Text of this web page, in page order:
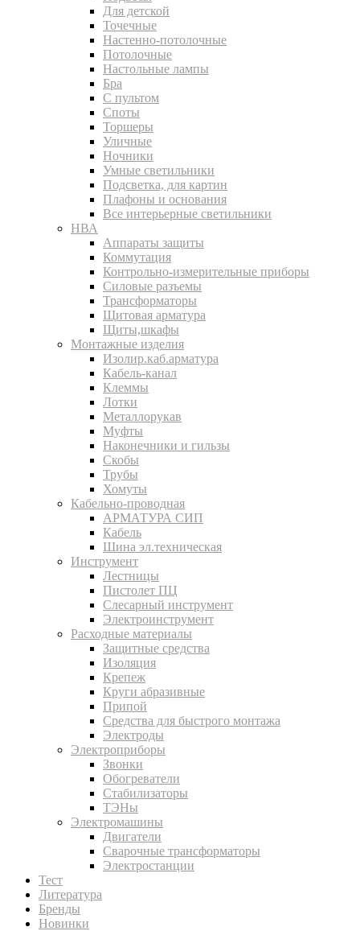
Для детской
Точечные
Настенно-потолочные
Потолочные
Настольные лампы
Бра
С пультом
Споты
Торшеры
Уличные
Ночники
Умные светильники
Подсветка, для картин
Плафоны и основания
Все интерьерные светильники
НВА
Аппараты защиты
Коммутация
Контрольно-измерительные приборы
Силовые разъемы
Трансформаторы
Щитовая арматура
Щиты,шкафы
Монтажные изделия
Изолир.каб.арматура
Кабель-канал
Клеммы
Лотки
Металлорукав
Муфты
Наконечники и гильзы
Скобы
Трубы
Хомуты
Кабельно-проводная
АРМАТУРА СИП
Кабель
Шина эл.техническая
Инструмент
Лестницы
Пистолет ПЦ
Слесарный инструмент
Электроинструмент
Расходные материалы
Защитные средства
Изоляция
Крепеж
Круги абразивные
Припой
Средства для быстрого монтажа
Электроды
Электроприборы
Звонки
Обогреватели
Стабилизаторы
ТЭНы
Электромашины
Двигатели
Сварочные трансформаторы
Электростанции
Тест
Литература
Бренды
Новинки